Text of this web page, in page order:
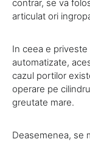
contrar, se va
articulat ori
In ceea e
automatizate,
cazul portilor
operare pe
greutate mare.
Deasemenea, se